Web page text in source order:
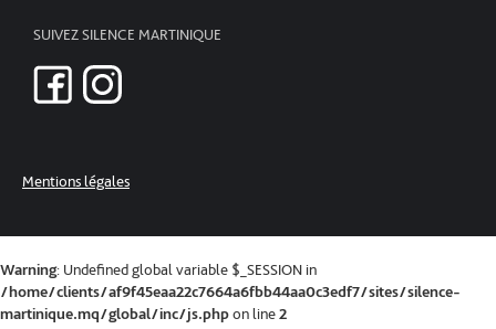
SUIVEZ SILENCE MARTINIQUE
Mentions légales
Warning: Undefined global variable $_SESSION in
/home/clients/af9f45eaa22c7664a6fbb44aa0c3edf7/sites/silence-
martinique.mq/global/inc/js.phpon line2